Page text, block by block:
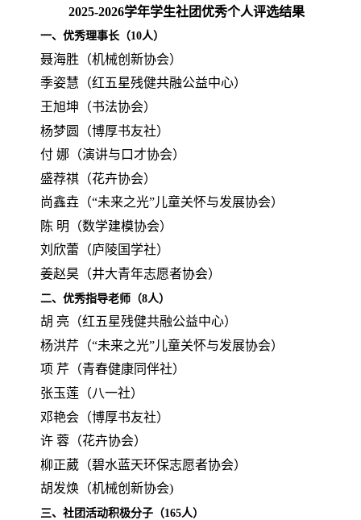
2025-2026学年学生社团优秀个人评选结果
一、 优秀理事长（10人）
聂海胜（机械创新协会）
季姿慧（红五星残健共融公益中心）
王旭坤（书法协会）
杨梦圆（博厚书友社）
付 娜（演讲与口才协会）
盛荐祺（花卉协会）
尚鑫垚（“未来之光”儿童关怀与发展协会）
陈 明（数学建模协会）
刘欣蕾（庐陵国学社）
姜赵昊（井大青年志愿者协会）
二、优秀指导老师（8人）
胡 亮（红五星残健共融公益中心）
杨洪芹（“未来之光”儿童关怀与发展协会）
项 芹 （青春健康同伴社）
张玉莲（八一社）
邓艳会（博厚书友社）
许 蓉（花卉协会）
柳正葳（碧水蓝天环保志愿者协会）
胡发焕 （机械创新协会)
三、社团活动积极分子（165人）